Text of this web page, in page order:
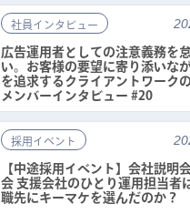
社員インタビュー
広告運用者としての注意義務を
い。お客様の要望に寄り添いな
を追求するクライアントワーク
メンバーインタビュー #20
採用イベント
【中途採用イベント】会社説明
会 支援会社のひとり運用担当者
職先にキーマケを選んだのか？